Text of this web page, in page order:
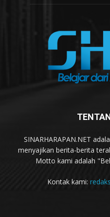
SINARHARAPAN.NET
menyajikan berita-berita
Motto kami adalah
Kontak kami: